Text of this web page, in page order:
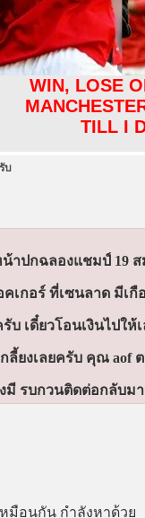
WIN, LOSE
TILL I
บ
น้าปกฉลองแชมป์ 19
เกอร์ ที่เซนลาด มีเกื
บ เดี๋ยวโอนเงินไปให้เ
ลี้ยงเลยครับ คุณ aof
งมี รบกวนติดต่อกลับม
หมือนกัน กำลังหาด้วย